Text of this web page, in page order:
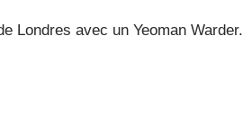
Londres avec un Yeoman Warder.